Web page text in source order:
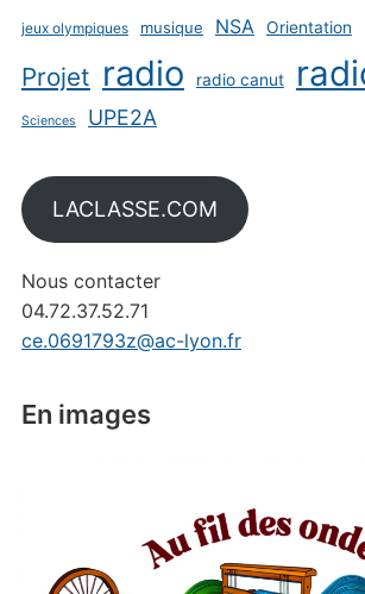
jeux olympiques musique NSA Orientation
Projet radio radio canut
Sciences UPE2A
LACLASSE.COM
Nous contacter
04.72.37.52.71
ce.0691793z@ac-lyon.fr
En images